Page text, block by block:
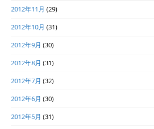
2012年11月 (29)
2012年10月 (31)
2012年9月 (30)
2012年8月 (31)
2012年7月 (32)
2012年6月 (30)
2012年5月 (31)